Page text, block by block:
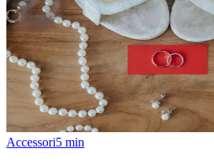
Accessori5 min